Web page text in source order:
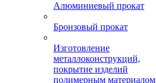
Алюминиевый прокат
Бронзовый прокат
Изготовление
металлоконструкций,
покрытие изделий
полимерным материалом